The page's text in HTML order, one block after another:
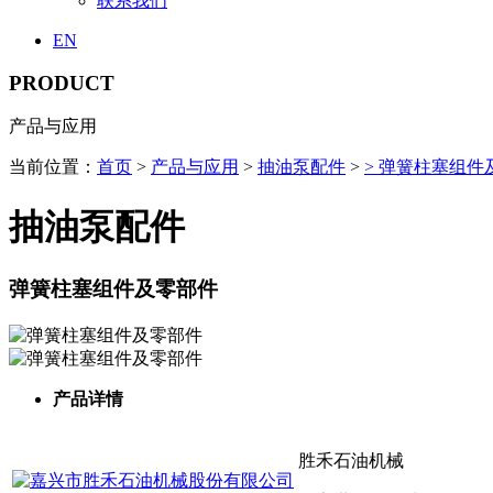
EN
PRODUCT
产品与应用
当前位置： 首页 > 产品与应用 > 抽油泵配件 > > 弹簧柱塞组件
抽油泵配件
弹簧柱塞组件及零部件
产品详情
胜禾石油机械